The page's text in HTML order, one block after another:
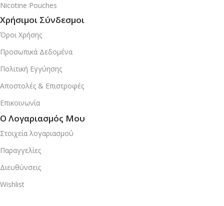
Nicotine Pouches
Χρήσιμοι Σύνδεσμοι
Όροι Χρήσης
Προσωπικά Δεδομένα
Πολιτική Εγγύησης
Αποστολές & Επιστροφές
Επικοινωνία
Ο Λογαριασμός Μου
Στοιχεία λογαριασμού
Παραγγελίες
Διευθύνσεις
Wishlist